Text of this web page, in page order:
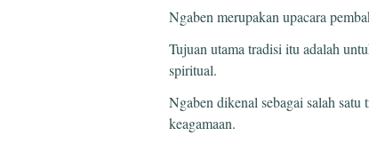
Ngaben merupakan upacara
Tujuan utama tradisi itu adalah
spiritual.
Ngaben dikenal sebagai salah
keagamaan.